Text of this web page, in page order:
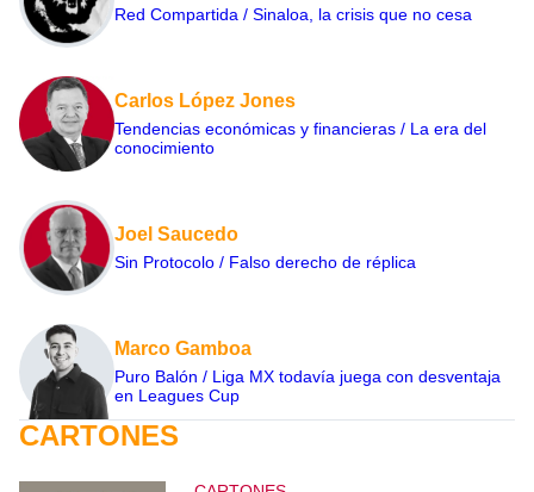
Red Compartida / Sinaloa, la crisis que no cesa
Carlos López Jones
Tendencias económicas y financieras / La era del
conocimiento
Joel Saucedo
Sin Protocolo / Falso derecho de réplica
Marco Gamboa
Puro Balón / Liga MX todavía juega con desventaja
en Leagues Cup
CARTONES